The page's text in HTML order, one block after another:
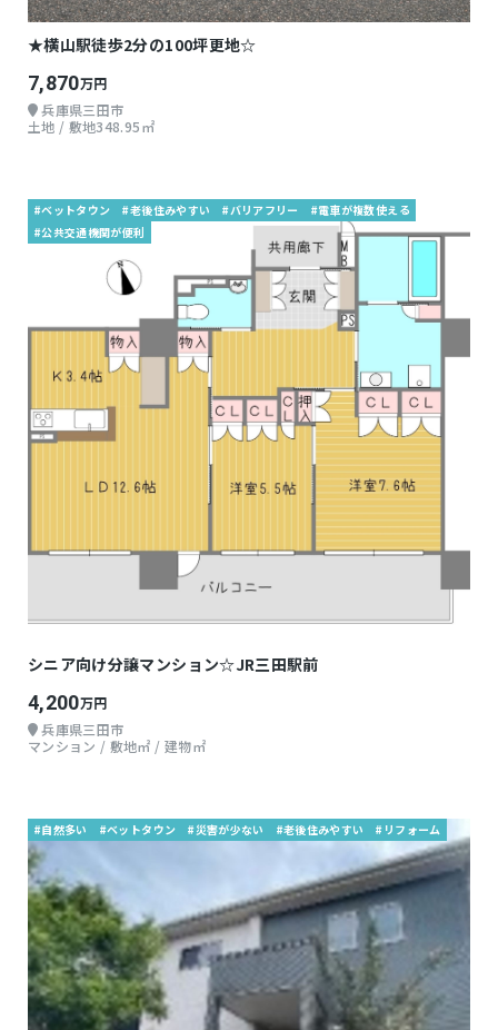
★横山駅徒歩2分の100坪更地☆
7,870万円
兵庫県三田市
土地 / 敷地348.95㎡
#ベットタウン #老後住みやすい #バリアフリー
#電車が複数使える
#公共交通機関が便利
シニア向け分譲マンション☆JR三田駅前
4,200万円
兵庫県三田市
マンション / 敷地㎡ / 建物㎡
#自然多い #ベットタウン #災害が少ない #老後住みやすい #リフォーム